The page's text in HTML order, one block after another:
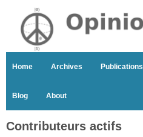
Home Archives Publications
Blog About
Contributeurs actifs